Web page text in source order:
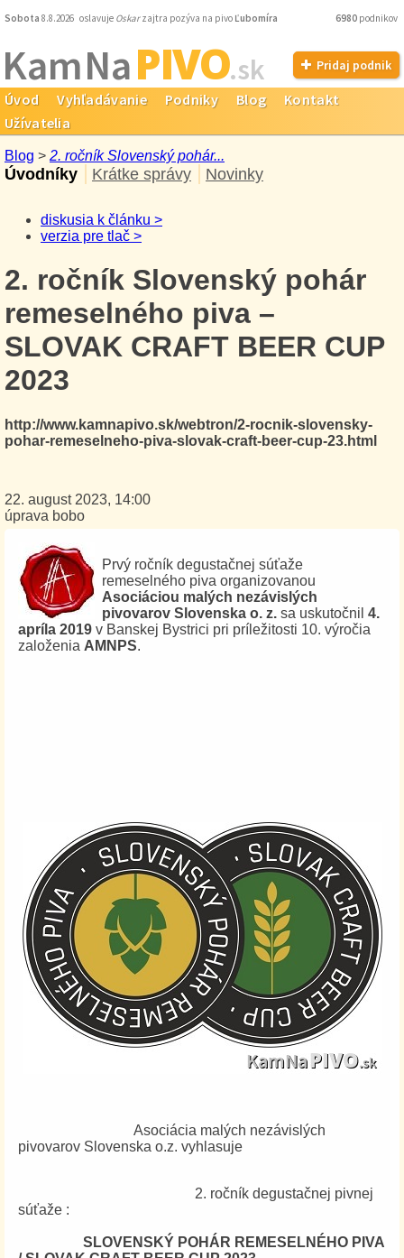
Sobota 8.8.2026 oslavuje Oskarzajtra pozýva na pivo Ľubomíra 6980 podnikov
Kam NaPIVO.sk Pridaj podnik
Úvod Vyhľadávanie Podniky Blog
Kontakt
Užívatelia
Blog > 2. ročník Slovenský pohár...
Úvodníky Krátke správy Novinky
diskusia k článku >
verzia pre tlač >
2. ročník Slovenský pohár
remeselného piva –
SLOVAK CRAFT BEER CUP
2023
http://www.kamnapivo.sk/webtron/2-rocnik-slovensky-
pohar-remeselneho-piva-slovak-craft-beer-cup-23.html
22. august 2023, 14:00
úprava bobo
Prvý ročník degustačnej súťaže
remeselného piva organizovanou
Asociáciou malých nezávislých
pivovarov Slovenska o. z. sa uskutočnil 4.
apríla 2019 v Banskej Bystrici pri príležitosti 10. výročia
založenia AMNPS.
Asociácia malých nezávislých
pivovarov Slovenska o.z. vyhlasuje
2. ročník degustačnej pivnej
súťaže :
SLOVENSKÝ POHÁR REMESELNÉHO PIVA